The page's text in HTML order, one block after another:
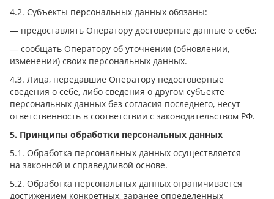
4.2. Субъекты персональных данных обязаны:
— предоставлять Оператору достоверные данные о себе;
— сообщать Оператору об уточнении (обновлении,
изменении) своих персональных данных.
4.3. Лица, передавшие Оператору недостоверные
сведения о себе, либо сведения о другом субъекте
персональных данных без согласия последнего, несут
ответственность в соответствии с законодательством РФ.
5. Принципы обработки персональных данных
5.1. Обработка персональных данных осуществляется
на законной и справедливой основе.
5.2. Обработка персональных данных ограничивается
достижением конкретных, заранее определенных